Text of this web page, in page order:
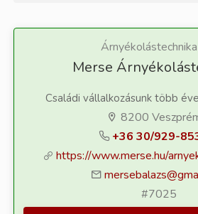
Árnyékolástechnika
Merse
Családi vállalkozásunk több
8200
+36 30/929-
https://www.merse.hu/
#7025